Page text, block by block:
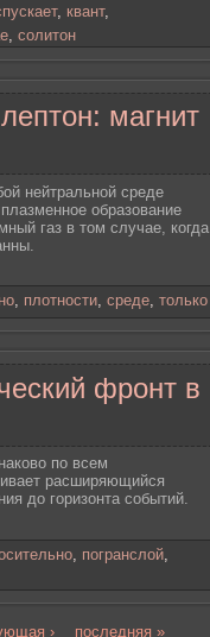
, квант,
солитон
магнит
нейтральной среде
образование
газ в том случае, когда
, плотности, среде, только
фронт в
по всем
расширяющийся
до горизонта событий.
, погранслой,
› последняя »